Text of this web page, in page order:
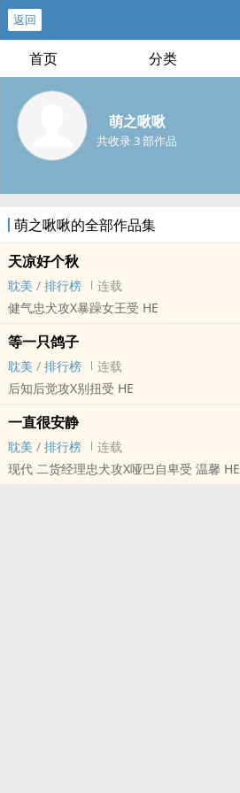
返回
首页 分类
萌之啾啾
共收录 3 部作品
萌之啾啾的全部作品集
天凉好个秋
耽美 / 排行榜
连载
健气忠犬攻X暴躁女王受 HE
等一只鸽子
耽美 / 排行榜
连载
后知后觉攻X别扭受 HE
一直很安静
耽美 / 排行榜
连载
现代 二货经理忠犬攻X哑巴自卑受 温馨 HE